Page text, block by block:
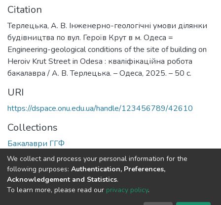
Citation
Терлецька, А. В. Інженерно-геологічні умови ділянки
будівництва по вул. Героїв Крут в м. Одеса =
Engineering-geological conditions of the site of building on
Heroiv Krut Street in Odesa : кваліфікаційна робота
бакалавра / А. В. Терлецька. – Одеса, 2025. – 50 с.
URI
https://dspace.onu.edu.ua/handle/123456789/42610
Collections
Бакалаври ГГФ
Full item page
DSpace software copyright © 2009-2026
We collect and process your personal information for the
following purposes: Authentication, Preferences,
Acknowledgement and Statistics.
To learn more, please read our privacy policy.